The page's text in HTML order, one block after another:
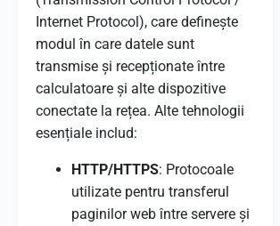
Internet Protocol), care definește
modul în care datele sunt
transmise și recepționate între
calculatoare și alte dispozitive
conectate la rețea. Alte tehnologii
esențiale includ:
HTTP/HTTPS: Protocoale
utilizate pentru transferul
paginilor web între servere și